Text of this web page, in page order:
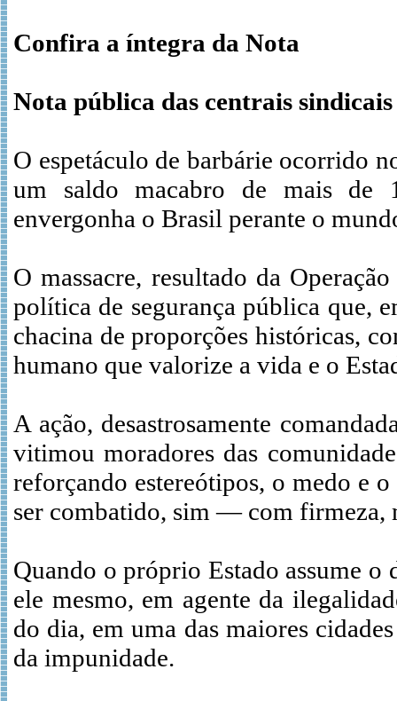
Confira a íntegra da Nota
Nota pública das centrais
O espetáculo de barbárie ocorrido
um saldo macabro de mais de
envergonha o Brasil perante o
O massacre, resultado da
política de segurança pública que,
chacina de proporções históricas,
humano que valorize a vida e o
A ação, desastrosamente
vitimou moradores das
reforçando estereótipos, o medo e
ser combatido, sim — com firmeza,
Quando o próprio Estado assume o
ele mesmo, em agente da
do dia, em uma das maiores
da impunidade.